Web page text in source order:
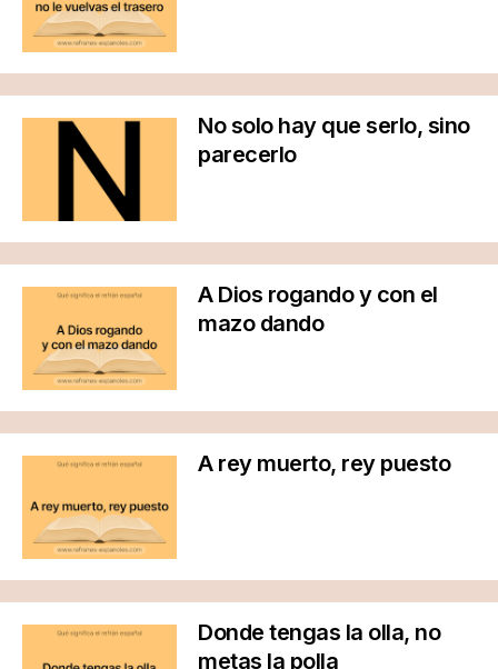
No solo hay que serlo, sino
parecerlo
A Dios rogando y con el
mazo dando
A rey muerto, rey puesto
Donde tengas la olla, no
metas la polla